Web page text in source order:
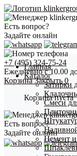
Есть вопрос?
Задайте онлайн
+7 (495) 324-75-24
Ежедневно с 10.00
Корзина Закрыть 0
Корзина пуста
Есть вопрос?
Задайте онлайн
Главная
Каталог
Затирки
Смеси
Цемент и